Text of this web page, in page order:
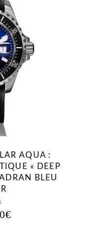
AQUA :
« DEEP
BLEU
€